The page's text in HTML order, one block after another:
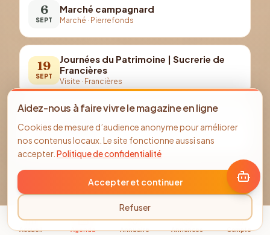
6
SEPT
Marché campagnard
Marché · Pierrefonds
19
SEPT
Journées du Patrimoine | Sucrerie de
Francières
Visite · Francières
19
Journées du Patrimoine | Musée Antoine
Vivenel
Visite guidée · Compiègne
Aidez-nous à faire vivre le magazine en ligne
Cookies de mesure d’audience anonyme pour améliorer
nos contenus locaux. Le site fonctionne aussi sans
accepter. Politique de confidentialité
Refuser
Accepter et continuer
Accueil Agenda Annuaire Annonces Compte